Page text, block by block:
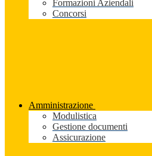
Formazioni Aziendali
Concorsi
Amministrazione
Modulistica
Gestione documenti
Assicurazione